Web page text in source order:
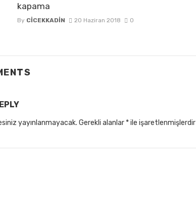
kapama
By CICEKKADIN 20 Haziran 2018 0
yayınlanmayacak. Gerekli alanlar *ile işaretlenmişlerdir